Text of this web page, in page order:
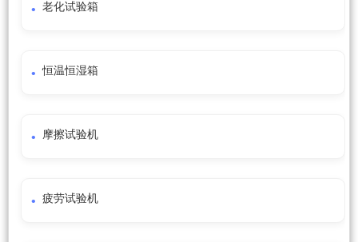
老化试验箱
恒温恒湿箱
摩擦试验机
疲劳试验机